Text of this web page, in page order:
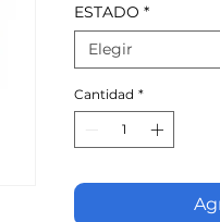
ESTADO *
Elegir
Cantidad *